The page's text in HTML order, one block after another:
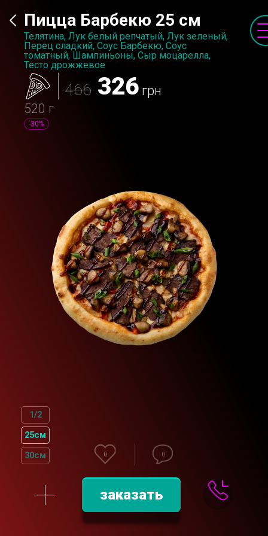
Пицца Барбекю 25 см
Телятина, Лук белый репчатый, Лук зеленый,
Перец сладкий, Соус Барбекю, Соус
томатный, Шампиньоны, Сыр моцарелла,
Тесто дрожжевое
466 326 грн
520 г
-30%
1/2
25см
30см
0 0
заказать